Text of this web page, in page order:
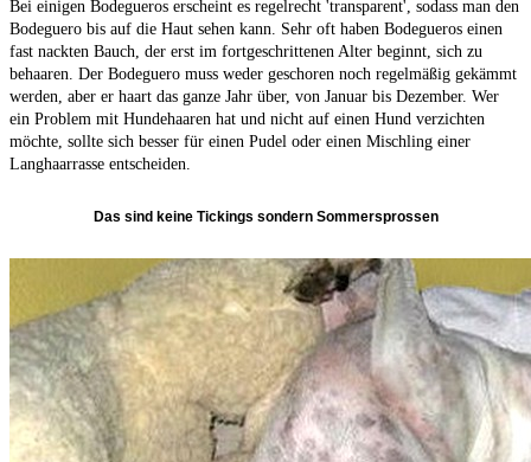
Bei einigen Bodegueros erscheint es regelrecht 'transparent', sodass man den
Bodeguero bis auf die Haut sehen kann. Sehr oft haben Bodegueros einen
fast nackten Bauch, der erst im fortgeschrittenen Alter beginnt, sich zu
behaaren. Der Bodeguero muss weder geschoren noch regelmäßig gekämmt
werden, aber er haart das ganze Jahr über, von Januar bis Dezember. Wer
ein Problem mit Hundehaaren hat und nicht auf einen Hund verzichten
möchte, sollte sich besser für einen Pudel oder einen Mischling einer
Langhaarrasse entscheiden.
Das sind keine Tickings sondern Sommersprossen